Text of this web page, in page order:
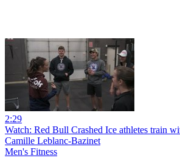
2:29
Watch: Red Bull Crashed Ice athletes train
Camille Leblanc-Bazinet
Men's Fitness